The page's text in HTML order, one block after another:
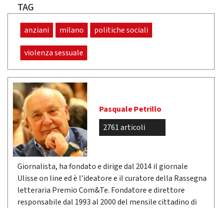
TAG
anziani milano politiche sociali
violenza sessuale
Pasquale Petrillo
2761 articoli
Giornalista, ha fondato e dirige dal 2014 il giornale
Ulisse on line ed è l’ideatore e il curatore della Rassegna
letteraria Premio Com&Te. Fondatore e direttore
responsabile dal 1993 al 2000 del mensile cittadino di